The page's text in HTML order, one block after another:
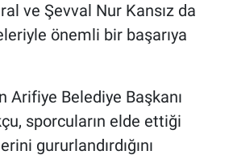
ve Şevval Nur Kansız da
önemli bir başarıya
Arifiye Belediye Başkanı
sporcuların elde ettiği
gururlandırdığını